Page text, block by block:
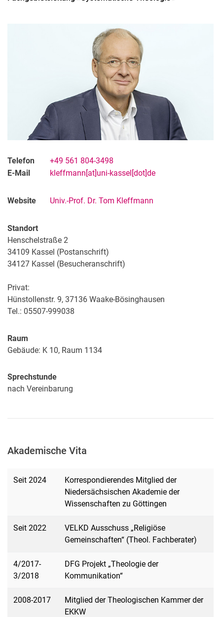
Telefon
+49 561 804-3498
E-Mail
kleffmann[at]uni-kassel[dot]de
Website Univ.-Prof. Dr. Tom Kleffmann
Standort
Henschelstraße 2
34109 Kassel (Postanschrift)
34127 Kassel (Besucheranschrift)
Privat:
Hünstollenstr. 9, 37136 Waake-Bösinghausen
Tel.: 05507-999038
Raum
Gebäude: K 10, Raum 1134
Sprechstunde
nach Vereinbarung
Akademische Vita
Seit 2024
Korrespondierendes Mitglied der
Niedersächsischen Akademie der
Wissenschaften zu Göttingen
Seit 2022
VELKD Ausschuss „Religiöse
Gemeinschaften“ (Theol. Fachberater)
4/2017-
3/2018
DFG Projekt „Theologie der
Kommunikation“
2008-2017
Mitglied der Theologischen Kammer der
EKKW